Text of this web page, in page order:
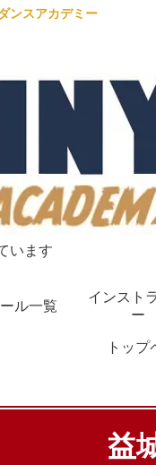
ンスアカデミー
います
ル一覧
インスト
ー
トップ
益